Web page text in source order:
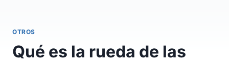
OTROS
Qué es la rueda de las